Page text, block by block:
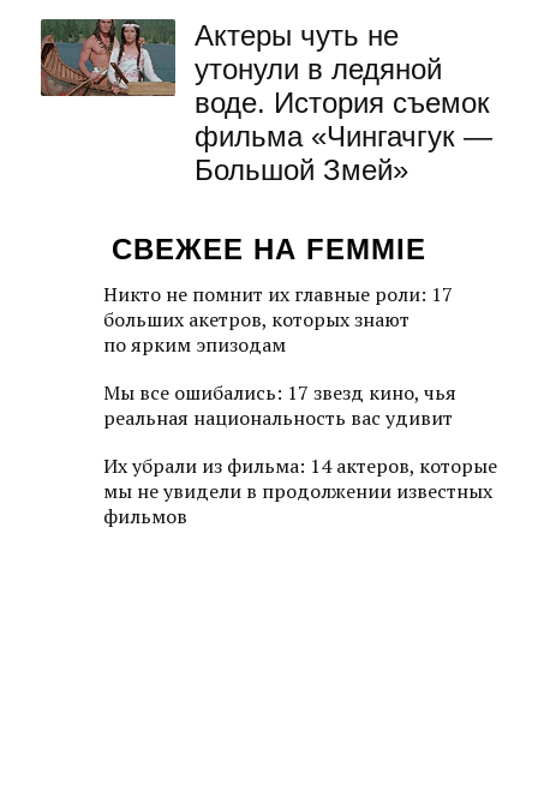
Актеры чуть не
утонули в ледяной
воде. История съемок
фильма «Чингачгук —
Большой Змей»
СВЕЖЕЕ НА FEMMIE
Никто не помнит их главные роли: 17
больших акетров, которых знают
по ярким эпизодам
Мы все ошибались: 17 звезд кино, чья
реальная национальность вас удивит
Их убрали из фильма: 14 актеров, которые
мы не увидели в продолжении известных
фильмов